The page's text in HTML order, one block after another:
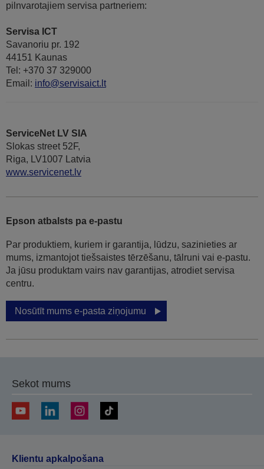
pilnvarotajiem servisa partneriem:
Servisa ICT
Savanoriu pr. 192
44151 Kaunas
Tel: +370 37 329000
Email: info@servisaict.lt
ServiceNet LV SIA
Slokas street 52F,
Riga, LV1007 Latvia
www.servicenet.lv
Epson atbalsts pa e-pastu
Par produktiem, kuriem ir garantija, lūdzu, sazinieties ar
mums, izmantojot tiešsaistes tērzēšanu, tālruni vai e-pastu.
Ja jūsu produktam vairs nav garantijas, atrodiet servisa
centru.
Nosūtīt mums e-pasta ziņojumu
Sekot mums
Klientu apkalpošana